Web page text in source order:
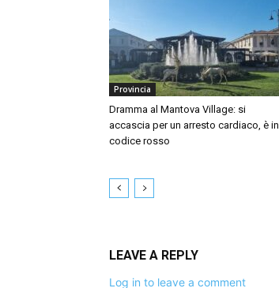
Provincia
Dramma al Mantova Village: si
accascia per un arresto cardiaco, è in
codice rosso
LEAVE A REPLY
Log in to leave a comment